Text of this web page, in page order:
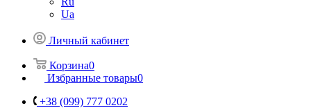
Ua
Личный кабинет
Корзина0
Избранные товары0
+38 (099) 777 0202